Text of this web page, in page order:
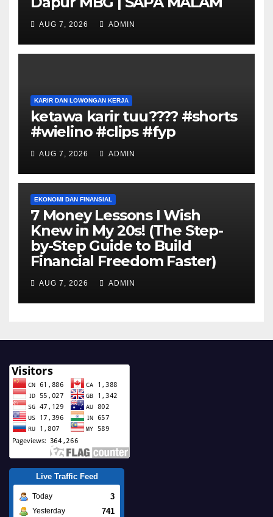
AUG 7, 2026 ADMIN
KARIR DAN LOWONGAN KERJA
ketawa karir tuu???? #shorts
#wielino #clips #fyp
AUG 7, 2026 ADMIN
EKONOMI DAN FINANSIAL
7 Money Lessons I Wish
Knew in My 20s! (The Step-
by-Step Guide to Build
Financial Freedom Faster)
AUG 7, 2026 ADMIN
Live Traffic Feed
Today 3
Yesterday 741